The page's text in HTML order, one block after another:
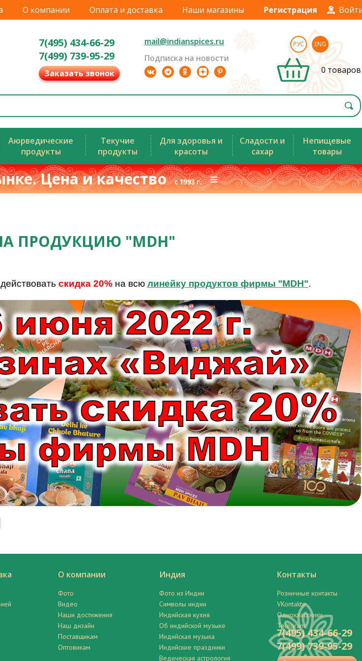
О компании Оплата и доставка Наши магазины Регистрация
7(495) 434-66-29
7(499) 739-95-29
Заказать звонок
mail@indianspices.ru
Подписка на новости
РУС ENG
0 товаров
Аюрведические
продукты
Текучие
продукты
Для здоровья и
красоты
Сладости и
сахар
Непищевые
товары
Цена и качествос 1993 г.≡
ПРОДУКЦИЮ "MDH"
скидка 20%на всю линейку продуктов фирмы "MDH".
О компании
Фото
Видео
Наши достижения
Наш дизайн
Поставщикам
Оптовикам
Индия
Фото из Индии
Символы индии
Индийская кухня
Об индийской музыке
Индийская музыка
Индийские праздники
Ведическая астрология
Контакты
Розничные контакты
VKontakte
Одноклассники
Telegram
7(495) 434-66-29
7(499) 739-95-29